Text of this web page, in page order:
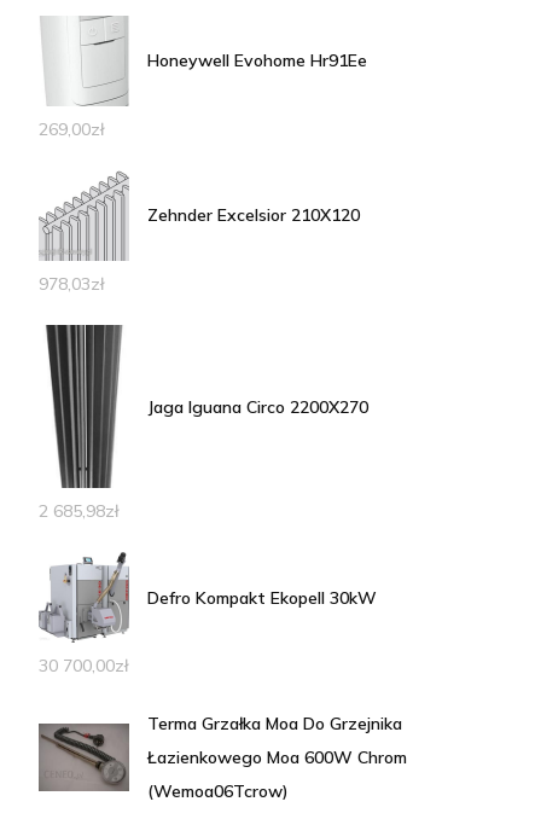
Honeywell Evohome Hr91Ee
269,00zł
Zehnder Excelsior 210X120
978,03zł
Jaga Iguana Circo 2200X270
2 685,98zł
Defro Kompakt Ekopell 30kW
30 700,00zł
Terma Grzałka Moa Do Grzejnika
Łazienkowego Moa 600W Chrom
(Wemoa06Tcrow)